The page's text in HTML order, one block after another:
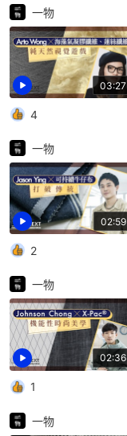
03:27
一物
4
02:59
一物
2
02:36
一物
1
一物